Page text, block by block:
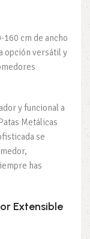
160 cm de ancho
opción versátil y
y funcional a
Metálicas
se
has
Extensible